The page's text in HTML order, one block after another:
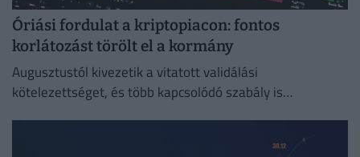
Óriási fordulat a kriptopiacon: fontos
korlátozást törölt el a kormány
Augusztustól kivezetik a vitatott validálási
kötelezettséget, és több kapcsolódó szabály is